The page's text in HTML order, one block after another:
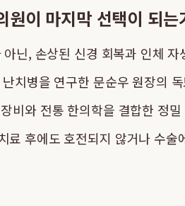
원이 마지막 선택이 되는
아닌, 손상된 신경 회복과 인체
치병을 연구한 문순우 원장의
비와 전통 한의학을 결합한 정
료 후에도 호전되지 않거나 수